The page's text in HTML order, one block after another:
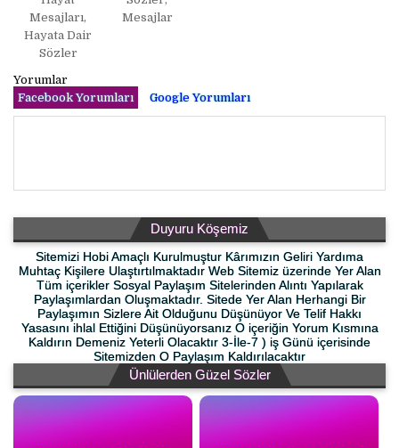
Mesajları,
Hayata Dair
Sözler
Mesajlar
Yorumlar
Facebook Yorumları
Google Yorumları
Duyuru Köşemiz
Sitemizi Hobi Amaçlı Kurulmuştur Kârımızın Geliri Yardıma
Muhtaç Kişilere Ulaştırtılmaktadır Web Sitemiz üzerinde Yer Alan
Tüm içerikler Sosyal Paylaşım Sitelerinden Alıntı Yapılarak
Paylaşımlardan Oluşmaktadır. Sitede Yer Alan Herhangi Bir
Paylaşımın Sizlere Ait Olduğunu Düşünüyor Ve Telif Hakkı
Yasasını ihlal Ettiğini Düşünüyorsanız O içeriğin Yorum Kısmına
Kaldırın Demeniz Yeterli Olacaktır 3-İle-7 ) iş Günü içerisinde
Sitemizden O Paylaşım Kaldırılacaktır
Ünlülerden Güzel Sözler